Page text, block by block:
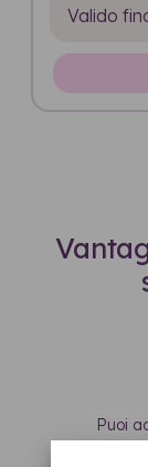
Valido
Puoi